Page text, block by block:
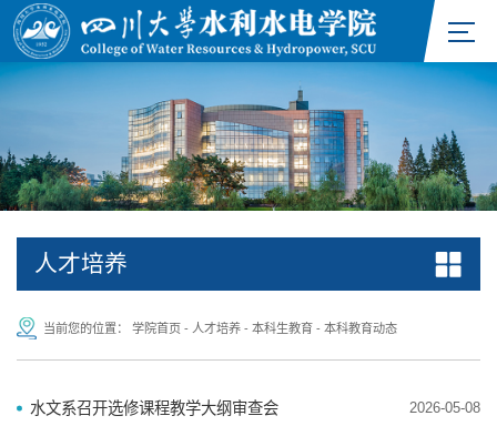
人才培养
当前您的位置： 学院首页 - 人才培养 - 本科生教育 - 本科教育动态
水文系召开选修课程教学大纲审查会 2026-05-08